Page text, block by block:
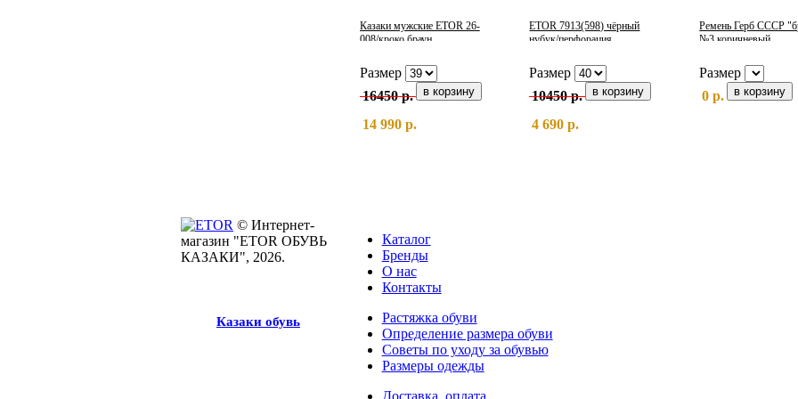
Казаки мужские ETOR 26-
008/кроко браун
Размер
16450 р.
14 990 р.
ETOR 7913(598) чёрный
нубук/перфорация
Размер
10450 р.
4 690 р.
Ремень Герб СССР
№3 коричневый
Размер
0 р.
© Интернет-
магазин "ETOR ОБУВЬ
КАЗАКИ", 2026.
Казаки обувь
Каталог
Бренды
О нас
Контакты
Растяжка обуви
Определение размера обуви
Советы по уходу за обувью
Размеры одежды